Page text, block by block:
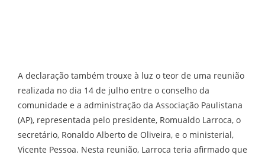
A declaração também trouxe à luz o teor de uma reunião
realizada no dia 14 de julho entre o conselho da
comunidade e a administração da Associação Paulistana
(AP), representada pelo presidente, Romualdo Larroca, o
secretário, Ronaldo Alberto de Oliveira, e o ministerial,
Vicente Pessoa. Nesta reunião, Larroca teria afirmado que